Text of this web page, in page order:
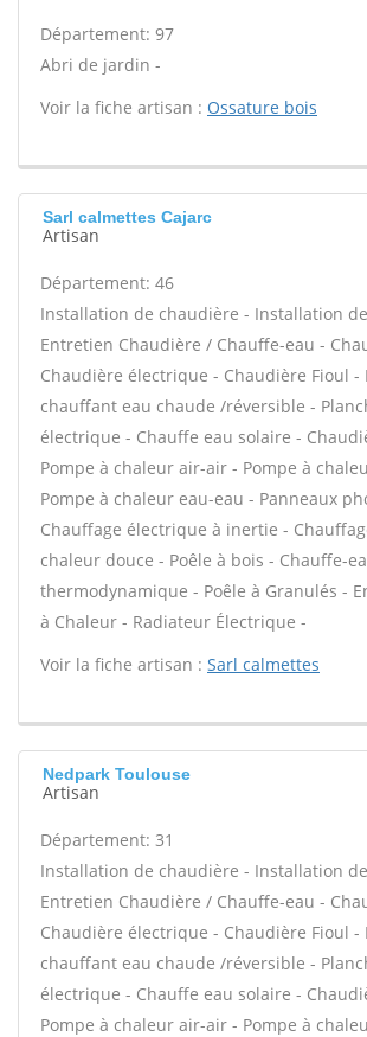
Département: 97
Abri de jardin -
Voir la fiche artisan : Ossature bois
Sarl calmettes Cajarc
Artisan
Département: 46
Installation de chaudière - Installation
Entretien Chaudière / Chauffe-eau -
Chaudière électrique - Chaudière Fioul -
chauffant eau chaude /réversible -
électrique - Chauffe eau solaire -
Pompe à chaleur air-air - Pompe à
Pompe à chaleur eau-eau - Panneaux
Chauffage électrique à inertie -
chaleur douce - Poêle à bois - Chauffe-
thermodynamique - Poêle à Granulés -
à Chaleur - Radiateur Électrique -
Voir la fiche artisan : Sarl calmettes
Nedpark Toulouse
Artisan
Département: 31
Installation de chaudière - Installation
Entretien Chaudière / Chauffe-eau -
Chaudière électrique - Chaudière Fioul -
chauffant eau chaude /réversible -
électrique - Chauffe eau solaire -
Pompe à chaleur air-air - Pompe à